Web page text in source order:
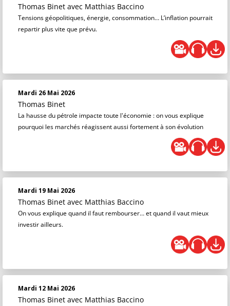
Thomas Binet avec Matthias Baccino
Tensions géopolitiques, énergie, consommation… L’inflation pourrait
repartir plus vite que prévu.
Mardi 26 Mai 2026
Thomas Binet
La hausse du pétrole impacte toute l'économie : on vous explique
pourquoi les marchés réagissent aussi fortement à son évolution
Mardi 19 Mai 2026
Thomas Binet avec Matthias Baccino
On vous explique quand il faut rembourser… et quand il vaut mieux
investir ailleurs.
Mardi 12 Mai 2026
Thomas Binet avec Matthias Baccino